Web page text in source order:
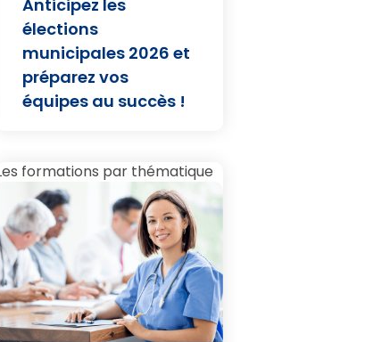
Anticipez les
élections
municipales 2026 et
préparez vos
équipes au succès !
formations par thématique